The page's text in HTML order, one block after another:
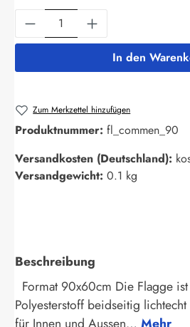
Produkt Anzahl: Gib
In den
Zum Merkzettel hinzufügen
Produktnummer: fl_commen_90
Versandkosten (Deutschland):
Versandgewicht: 0.1 kg
Beschreibung
Format 90x60cm Die Flagge
Polyesterstoff beidseitig